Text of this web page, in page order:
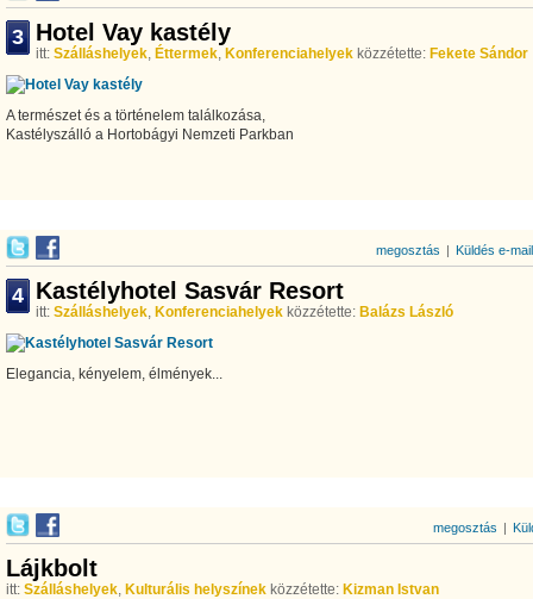
3 Hotel Vay kastély
itt: Szálláshelyek, Éttermek, Konferenciahelyek közzétette: Fekete Sándor
A természet és a történelem találkozása,
Kastélyszálló a Hortobágyi Nemzeti Parkban
megosztás | Küldés e-
4 Kastélyhotel Sasvár Resort
itt: Szálláshelyek, Konferenciahelyek közzétette: Balázs László
Elegancia, kényelem, élmények...
megosztás |
Lájkbolt
itt: Szálláshelyek, Kulturális helyszínek közzétette: Kizman Istvan